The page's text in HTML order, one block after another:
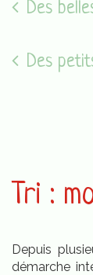
Des belles
Des
Tri :
Depuis
démarche